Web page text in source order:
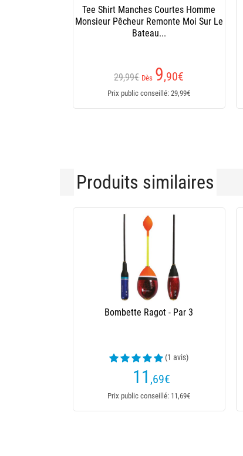
Tee Shirt Manches Courtes Homme
Monsieur Pêcheur Remonte Moi Sur Le
Bateau...
29,99€ Dès 9,90€
Prix public conseillé: 29,99€
Produits similaires
Bombette Ragot - Par 3
(1 avis)
11 ,69€
Prix public conseillé: 11,69€